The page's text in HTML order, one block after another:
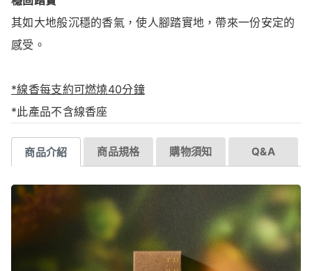
其如大地般沉穩的香氣，使人腳踏實地，帶來一份安定的
感受。
*線香每支約可燃燒40分鐘
*此產品不含線香座
商品介紹 商品規格 購物須知 Q&A